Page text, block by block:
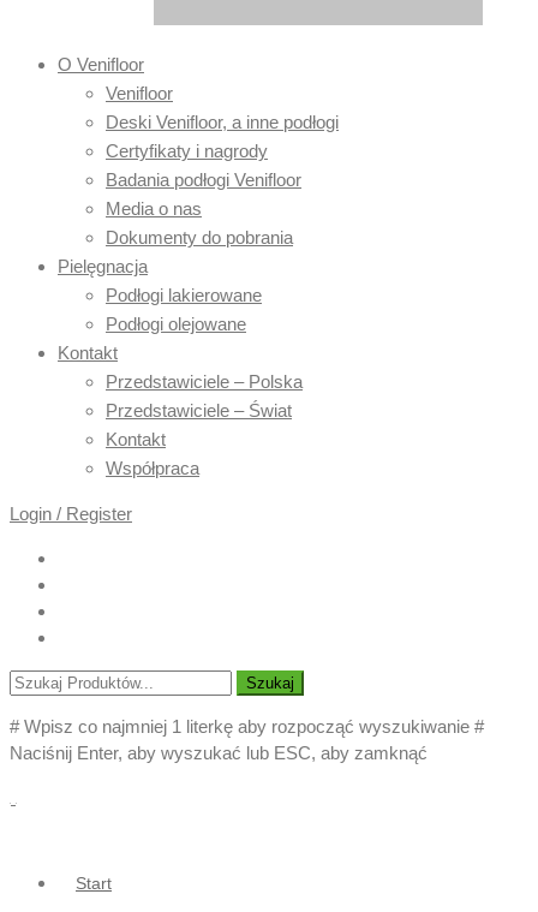
O Venifloor
Venifloor
Deski Venifloor, a inne podłogi
Certyfikaty i nagrody
Badania podłogi Venifloor
Media o nas
Dokumenty do pobrania
Pielęgnacja
Podłogi lakierowane
Podłogi olejowane
Kontakt
Przedstawiciele – Polska
Przedstawiciele – Świat
Kontakt
Współpraca
Login / Register
Szukaj
# Wpisz co najmniej 1 literkę aby rozpocząć wyszukiwanie #
Naciśnij Enter, aby wyszukać lub ESC, aby zamknąć
Start